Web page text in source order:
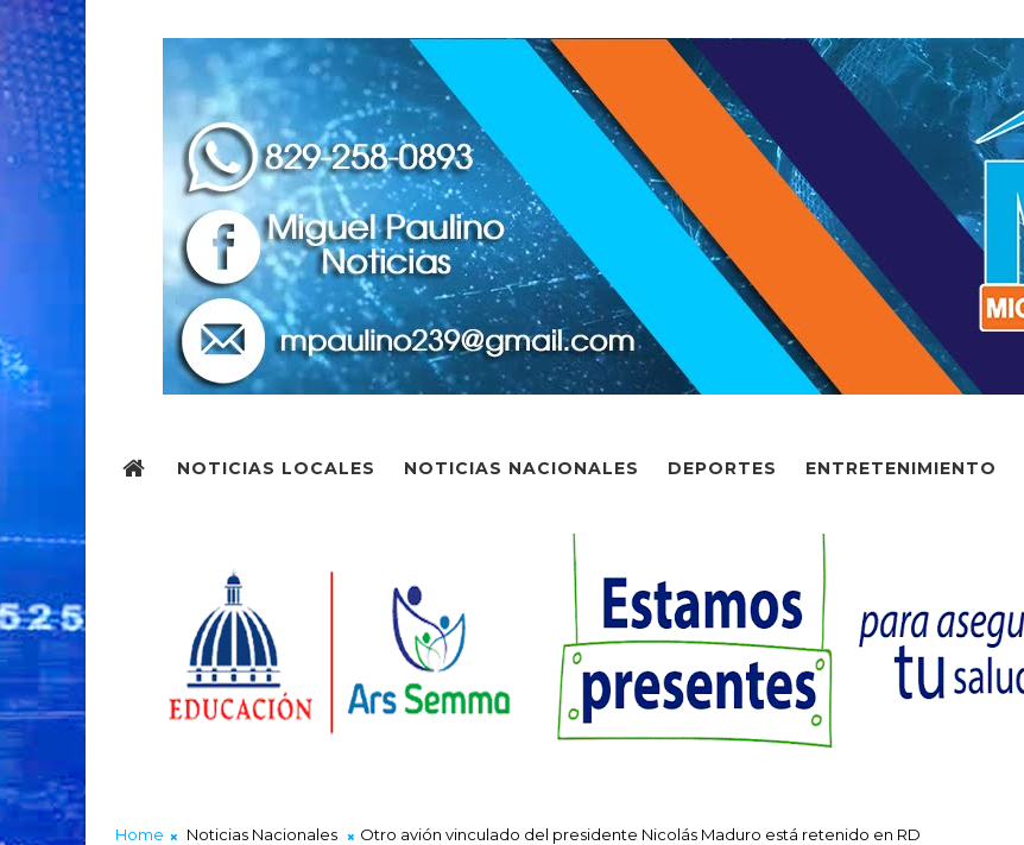
NOTICIAS LOCALES NOTICIAS NACIONALES DEPORTES ENTRETENIMIENTO
Home Noticias Nacionales Otro avión vinculado del presidente Nicolás Maduro está retenido en RD